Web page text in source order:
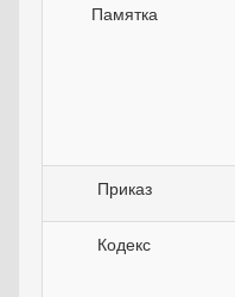
Памятка
Приказ
Кодекс